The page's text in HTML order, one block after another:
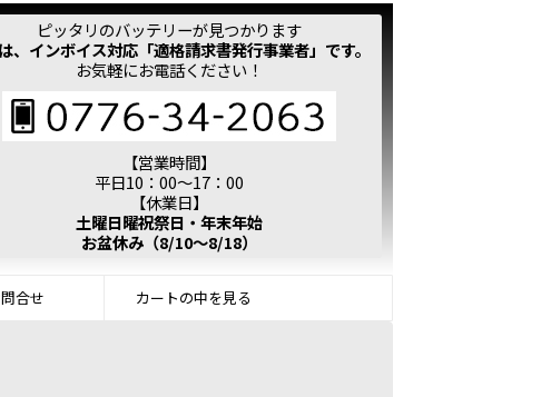
ピッタリのバッテリーが見つかります
、インボイス対応「適格請求書発行事業者」です。
お気軽にお電話ください！
【営業時間】
平日10：00～17：00
【休業日】
土曜日曜祝祭日・年末年始
お盆休み（8/10～8/18）
合せ カートの中を見る